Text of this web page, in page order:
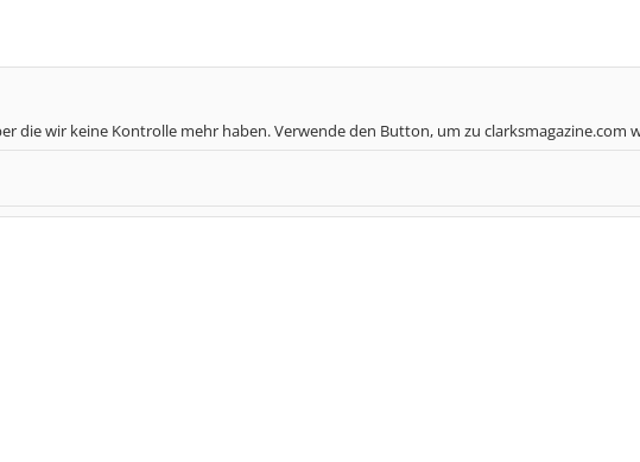
die wir keine Kontrolle mehr haben. Verwende den Button, um zu clarksmagazine.com